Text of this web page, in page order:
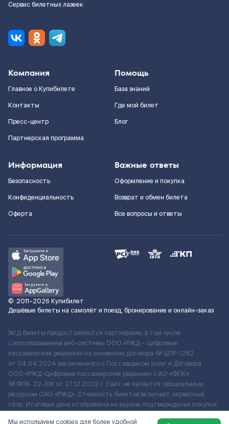
Сервис билетных лазеек
Компания
Главное о Купибилете
Контакты
Пресс-центр
Партнерская программа
Помощь
База знаний
Где мой билет
Блог
Информация
Безопасность
Конфиденциальность
Оферта
Важные ответы
Оформление и покупка
Возврат и обмен билета
Все вопросы и ответы
© 2011–2026 Купибилет
Дешёвые билеты на самолёт и поезд, бронирование и онлайн-заказ
Ж/Д билеты предоставляются партнёрами, в том числе
с использованием веб-системы ООО «РЖД – Цифровые
пассажирские решения» на основании договора № ЦПР-1282
от 04.04.2024 заключенного с Поставщиком услуг и Договора
ООО «РЖД-Цифровые пассажирские решения» c АО «ФПК»
№ ФПК-22-316 от 27.12.2022 г. Сайт не является официальным
ресурсом ОАО «РЖД». Стоимость билетов включает сервисный
сбор. Итоговая цена отображена на экране подтверждения покупки.
Мы используем cookies для более удобной